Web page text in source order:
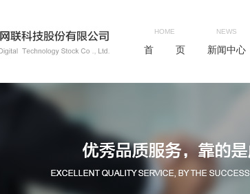
HOME
首 页
NEWS
新闻中心